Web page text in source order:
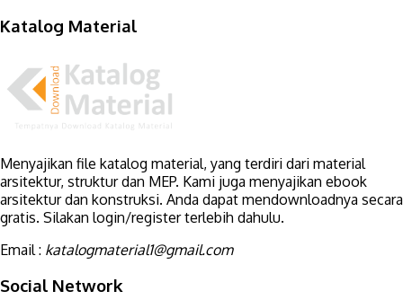
Katalog Material
Menyajikan file katalog material, yang terdiri dari material
arsitektur, struktur dan MEP. Kami juga menyajikan ebook
arsitektur dan konstruksi. Anda dapat mendownloadnya secara
gratis. Silakan login/register terlebih dahulu.
Email : katalogmaterial1@gmail.com
Social Network